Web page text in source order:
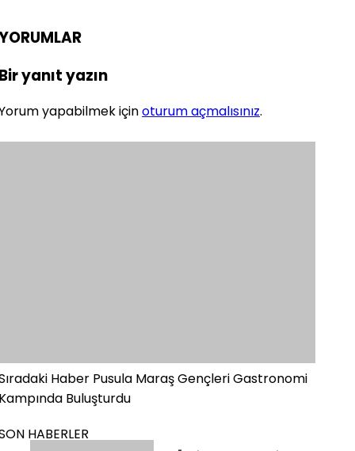
yanıt yazın
yapabilmek içinoturum açmalısınız.
Haber Pusula Maraş Gençleri Gastronomi
Buluşturdu
HABERLER